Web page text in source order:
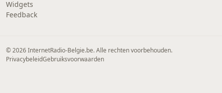
Widgets
Feedback
© 2026 InternetRadio-Belgie.be. Alle rechten voorbehouden.
PrivacybeleidGebruiksvoorwaarden